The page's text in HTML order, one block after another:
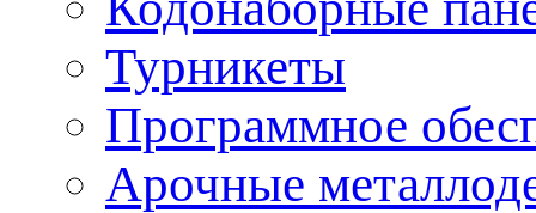
Турникеты
Программное
Арочные